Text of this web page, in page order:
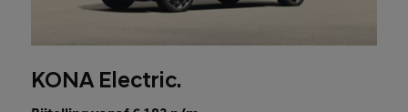
KONA Electric.